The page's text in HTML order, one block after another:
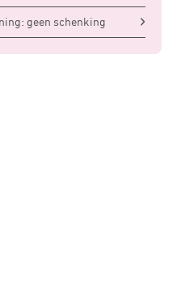
geen schenking